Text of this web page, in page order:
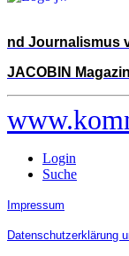
nd Journalismus
JACOBIN Magazin
Login
Suche
Impressum
Datenschutzerklärung